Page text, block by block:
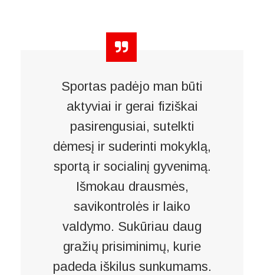
Sportas padėjo man būti
aktyviai ir gerai fiziškai
pasirengusiai, sutelkti
dėmesį ir suderinti mokyklą,
sportą ir socialinį gyvenimą.
Išmokau drausmės,
savikontrolės ir laiko
valdymo. Sukūriau daug
gražių prisiminimų, kurie
padeda iškilus sunkumams.